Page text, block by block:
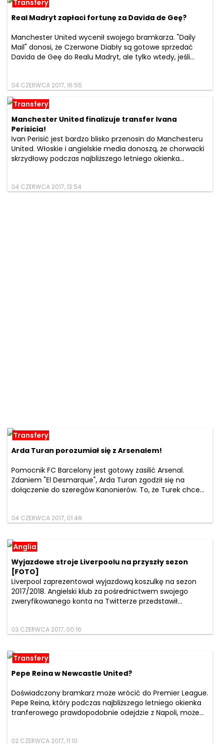
Transfery
Real Madryt zapłaci fortunę za Davida de Geę?
Manchester United wycenił swojego bramkarza. "Daily
Mail" donosi, że Czerwone Diabły są gotowe sprzedać
Davida de Geę do Realu Madryt, ale tylko wtedy, jeśli...
04 CZERWCA 2017, 16:55
Transfery
Manchester United finalizuje transfer Ivana
Perisicia!
Ivan Perisić jest bardzo blisko przenosin do Manchesteru
United. Włoskie i angielskie media donoszą, że chorwacki
skrzydłowy podczas najbliższego letniego okienka...
04 CZERWCA 2017, 13:54
Transfery
Arda Turan porozumiał się z Arsenalem!
Pomocnik FC Barcelony jest gotowy zasilić Arsenal.
Zdaniem "El Desmarque", Arda Turan zgodził się na
dołączenie do szeregów Kanonierów. To, że Turek chce...
04 CZERWCA 2017, 01:48
Anglia
Wyjazdowe stroje Liverpoolu na przyszły sezon
[FOTO]
Liverpool zaprezentował wyjazdową koszulkę na sezon
2017/2018. Angielski klub za pośrednictwem swojego
zweryfikowanego konta na Twitterze przedstawił...
03 CZERWCA 2017, 00:16
Transfery
Pepe Reina w Newcastle United?
Doświadczony bramkarz może wrócić do Premier League.
Pepe Reina, który podczas najbliższego letniego okienka
tranferowego prawdopodobnie odejdzie z Napoli, może...
02 CZERWCA 2017, 11:10